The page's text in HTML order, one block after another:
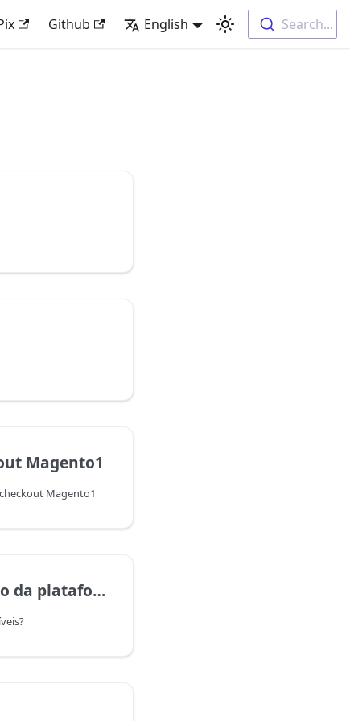
Github English Search...
Magento1
Magento1
plataforma